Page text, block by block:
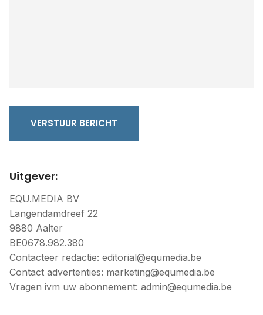
VERSTUUR BERICHT
Uitgever:
EQU.MEDIA BV
Langendamdreef 22
9880 Aalter
BE0678.982.380
Contacteer redactie: editorial@equmedia.be
Contact advertenties: marketing@equmedia.be
Vragen ivm uw abonnement: admin@equmedia.be